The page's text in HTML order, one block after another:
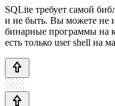
SQLite требует самой
и не быть. Вы можете не
бинарные программы на
есть только user shell на